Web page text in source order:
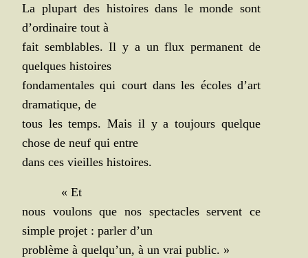
La plu­part des his­toires dans le monde sont
d’ordinaire tout à
fait sem­blables. Il y a un flux per­ma­nent de
quelques histoires
fon­da­men­tales qui court dans les écoles d’art
dra­ma­tique, de
tous les temps. Mais il y a tou­jours quelque
chose de neuf qui entre
dans ces vieilles histoires.
« Et
nous vou­lons que nos spec­tacles servent ce
simple pro­jet : par­ler d’un
pro­blème à quelqu’un, à un vrai public. »